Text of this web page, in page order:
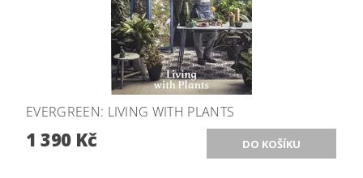
EVERGREEN: LIVING WITH PLANTS
1 390 Kč